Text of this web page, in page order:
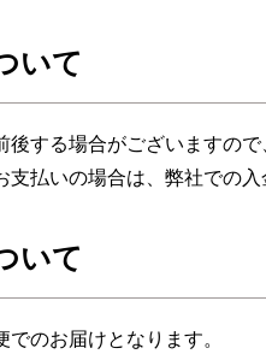
いて
後する場合がございますので
支払いの場合は、弊社での入
いて
のお届けとなります。